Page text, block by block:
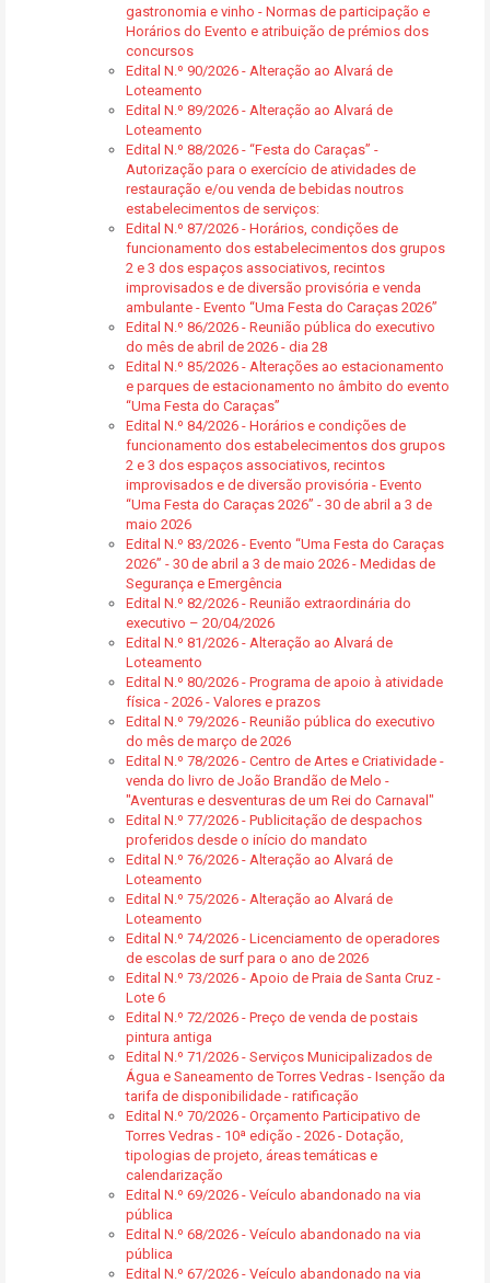
gastronomia e vinho - Normas de participação e
Horários do Evento e atribuição de prémios dos
concursos
Edital N.º 90/2026 - Alteração ao Alvará de
Loteamento
Edital N.º 89/2026 - Alteração ao Alvará de
Loteamento
Edital N.º 88/2026 - “Festa do Caraças” -
Autorização para o exercício de atividades de
restauração e/ou venda de bebidas noutros
estabelecimentos de serviços:
Edital N.º 87/2026 - Horários, condições de
funcionamento dos estabelecimentos dos grupos
2 e 3 dos espaços associativos, recintos
improvisados e de diversão provisória e venda
ambulante - Evento “Uma Festa do Caraças 2026”
Edital N.º 86/2026 - Reunião pública do executivo
do mês de abril de 2026 - dia 28
Edital N.º 85/2026 - Alterações ao estacionamento
e parques de estacionamento no âmbito do evento
“Uma Festa do Caraças”
Edital N.º 84/2026 - Horários e condições de
funcionamento dos estabelecimentos dos grupos
2 e 3 dos espaços associativos, recintos
improvisados e de diversão provisória - Evento
“Uma Festa do Caraças 2026” - 30 de abril a 3 de
maio 2026
Edital N.º 83/2026 - Evento “Uma Festa do Caraças
2026” - 30 de abril a 3 de maio 2026 - Medidas de
Segurança e Emergência
Edital N.º 82/2026 - Reunião extraordinária do
executivo – 20/04/2026
Edital N.º 81/2026 - Alteração ao Alvará de
Loteamento
Edital N.º 80/2026 - Programa de apoio à atividade
física - 2026 - Valores e prazos
Edital N.º 79/2026 - Reunião pública do executivo
do mês de março de 2026
Edital N.º 78/2026 - Centro de Artes e Criatividade -
venda do livro de João Brandão de Melo -
"Aventuras e desventuras de um Rei do Carnaval"
Edital N.º 77/2026 - Publicitação de despachos
proferidos desde o início do mandato
Edital N.º 76/2026 - Alteração ao Alvará de
Loteamento
Edital N.º 75/2026 - Alteração ao Alvará de
Loteamento
Edital N.º 74/2026 - Licenciamento de operadores
de escolas de surf para o ano de 2026
Edital N.º 73/2026 - Apoio de Praia de Santa Cruz -
Lote 6
Edital N.º 72/2026 - Preço de venda de postais
pintura antiga
Edital N.º 71/2026 - Serviços Municipalizados de
Água e Saneamento de Torres Vedras - Isenção da
tarifa de disponibilidade - ratificação
Edital N.º 70/2026 - Orçamento Participativo de
Torres Vedras - 10ª edição - 2026 - Dotação,
tipologias de projeto, áreas temáticas e
calendarização
Edital N.º 69/2026 - Veículo abandonado na via
pública
Edital N.º 68/2026 - Veículo abandonado na via
pública
Edital N.º 67/2026 - Veículo abandonado na via